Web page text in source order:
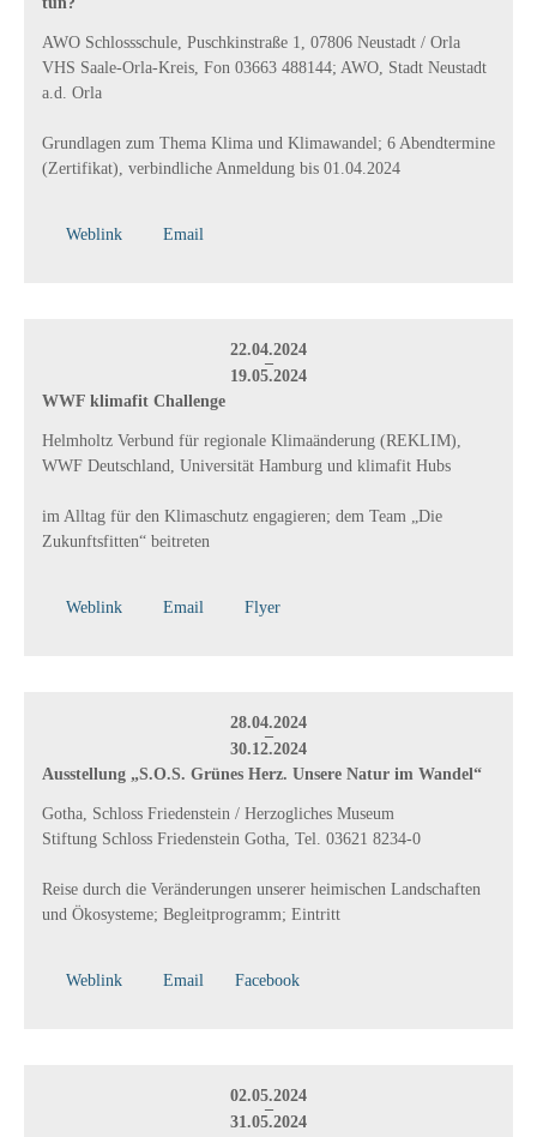
AWO Schlossschule, Puschkinstraße 1, 07806 Neustadt / Orla
VHS Saale-Orla-Kreis, Fon 03663 488144; AWO, Stadt Neustadt
a.d. Orla
Grundlagen zum Thema Klima und Klimawandel; 6 Abendtermine
(Zertifikat), verbindliche Anmeldung bis 01.04.2024
Weblink Email
22.04.2024
–
19.05.2024
WWF klimafit Challenge
Helmholtz Verbund für regionale Klimaänderung (REKLIM),
WWF Deutschland, Universität Hamburg und klimafit Hubs
im Alltag für den Klimaschutz engagieren; dem Team „Die
Zukunftsfitten“ beitreten
Weblink Email Flyer
28.04.2024
–
30.12.2024
Ausstellung „S.O.S. Grünes Herz. Unsere Natur im Wandel“
Gotha, Schloss Friedenstein / Herzogliches Museum
Stiftung Schloss Friedenstein Gotha, Tel. 03621 8234-0
Reise durch die Veränderungen unserer heimischen Landschaften
und Ökosysteme; Begleitprogramm; Eintritt
Weblink Email Facebook
02.05.2024
–
31.05.2024